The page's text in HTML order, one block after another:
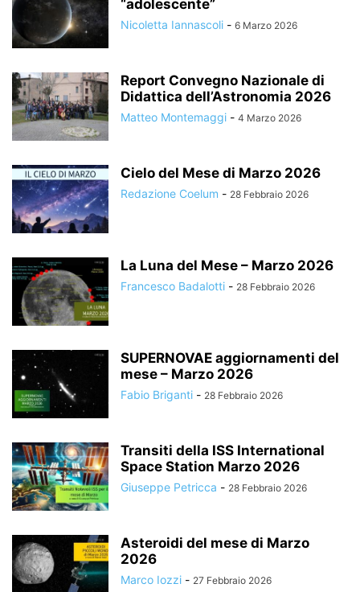
“adolescente”
Nicoletta Iannascoli - 6 Marzo 2026
Report Convegno Nazionale di
Didattica dell’Astronomia 2026
Matteo Montemaggi - 4 Marzo 2026
Cielo del Mese di Marzo 2026
Redazione Coelum - 28 Febbraio 2026
La Luna del Mese – Marzo 2026
Francesco Badalotti - 28 Febbraio 2026
SUPERNOVAE aggiornamenti del
mese – Marzo 2026
Fabio Briganti - 28 Febbraio 2026
Transiti della ISS International
Space Station Marzo 2026
Giuseppe Petricca - 28 Febbraio 2026
Asteroidi del mese di Marzo
2026
Marco Iozzi - 27 Febbraio 2026